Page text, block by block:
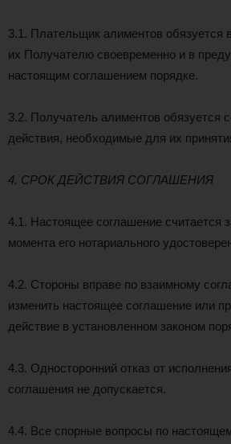
3.1. Плательщик алиментов обязуется
их Получателю своевременно и в
настоящим соглашением порядке.
3.2. Получатель алиментов обязуется
действия, необходимые для их
4. СРОК ДЕЙСТВИЯ СОГЛАШЕНИЯ
4.1. Настоящее соглашение считается
момента его нотариального
4.2. Стороны вправе по взаимному
изменить настоящее соглашение или
действие в установленном законом
4.3. Односторонний отказ от
соглашения не допускается.
4.4. Все спорные вопросы по